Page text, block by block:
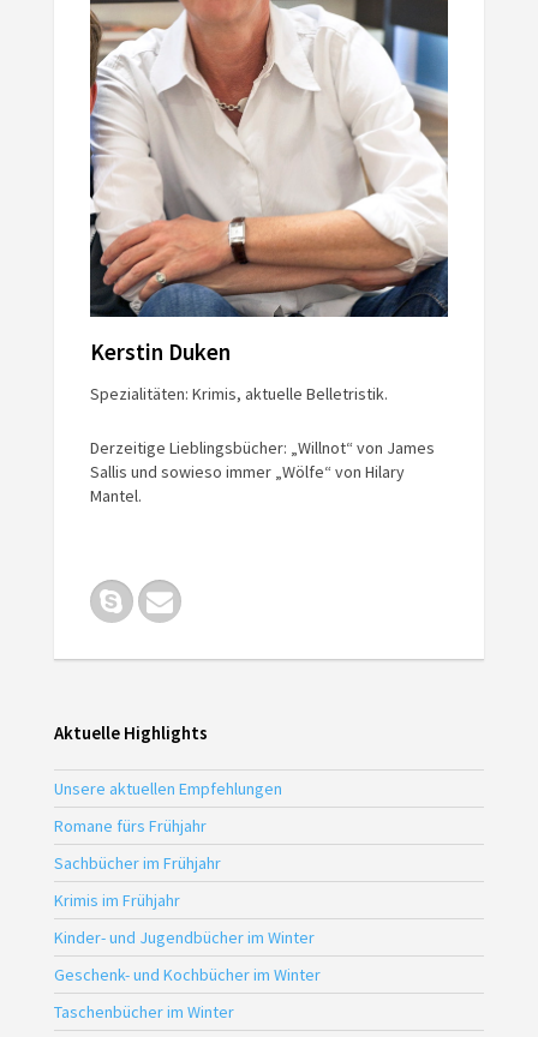
Kerstin Duken
Spezialitäten: Krimis, aktuelle Belletristik.
Derzeitige Lieblingsbücher: „Willnot“ von James
Sallis und sowieso immer „Wölfe“ von Hilary
Mantel.
Aktuelle Highlights
Unsere aktuellen Empfehlungen
Romane fürs Frühjahr
Sachbücher im Frühjahr
Krimis im Frühjahr
Kinder- und Jugendbücher im Winter
Geschenk- und Kochbücher im Winter
Taschenbücher im Winter